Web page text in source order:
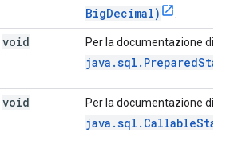
BigDecimal)
void Per la documentazione di
void Per la documentazione di